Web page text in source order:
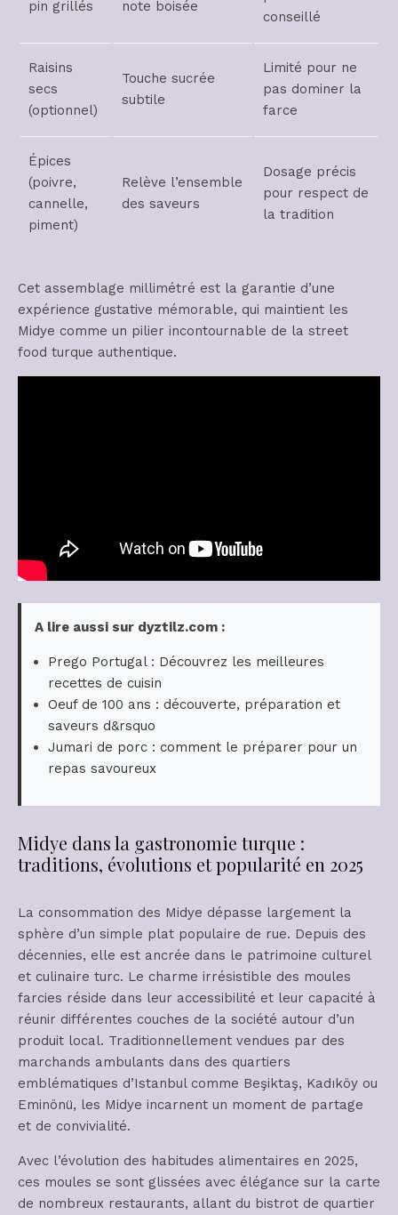
pin grillés note boisée
conseillé
Raisins
secs
(optionnel)
Touche sucrée
subtile
Limité pour ne
pas dominer la
farce
Épices
(poivre,
cannelle,
piment)
Relève l’ensemble
des saveurs
Dosage précis
pour respect de
la tradition
Cet assemblage millimétré est la garantie d’une
expérience gustative mémorable, qui maintient les
Midye comme un pilier incontournable de la street
food turque authentique.
A lire aussi sur dyztilz.com :
Prego Portugal : Découvrez les meilleures
recettes de cuisin
Oeuf de 100 ans : découverte, préparation et
saveurs d&rsquo
Jumari de porc : comment le préparer pour un
repas savoureux
Midye dans la gastronomie turque :
traditions, évolutions et popularité en 2025
La consommation des Midye dépasse largement la
sphère d’un simple plat populaire de rue. Depuis des
décennies, elle est ancrée dans le patrimoine culturel
et culinaire turc. Le charme irrésistible des moules
farcies réside dans leur accessibilité et leur capacité à
réunir différentes couches de la société autour d’un
produit local. Traditionnellement vendues par des
marchands ambulants dans des quartiers
emblématiques d’Istanbul comme Beşiktaş, Kadıköy ou
Eminönü, les Midye incarnent un moment de partage
et de convivialité.
Avec l’évolution des habitudes alimentaires en 2025,
ces moules se sont glissées avec élégance sur la carte
de nombreux restaurants, allant du bistrot de quartier